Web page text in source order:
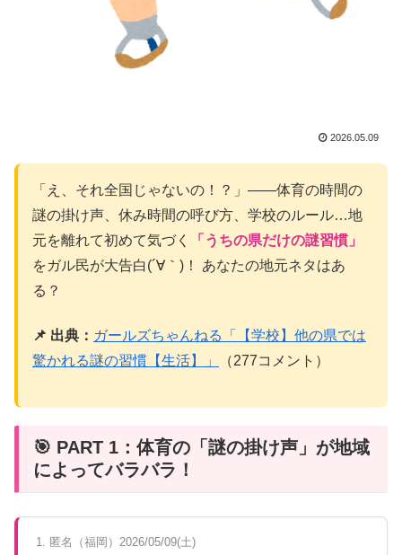
2026.05.09
「え、それ全国じゃないの！？」——体育の時間の
謎の掛け声、休み時間の呼び方、学校のルール…地
元を離れて初めて気づく
「うちの県だけの謎習慣」
をガル民が大告白(´∀｀)！ あなたの地元ネタはあ
る？
📌 出典： ガールズちゃんねる「【学校】他の県では
驚かれる謎の習慣【生活】」
（277コメント）
🎯 PART 1：体育の「謎の掛け声」が地域
によってバラバラ！
1. 匿名（福岡）2026/05/09(土)